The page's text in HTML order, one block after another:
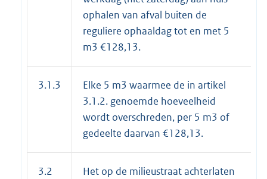
ophalen van afval buiten de
reguliere ophaaldag tot en met 5
m3 €128,13.
3.1.3
Elke 5 m3 waarmee de in artikel
3.1.2. genoemde hoeveelheid
wordt overschreden, per 5 m3 of
gedeelte daarvan €128,13.
3.2
Het op de milieustraat achterlaten